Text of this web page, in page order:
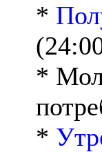
*
*
*